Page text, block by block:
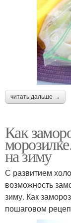
читать дальше →
Как
на зиму
С развитием
возможность
зиму. Как
пошаговом